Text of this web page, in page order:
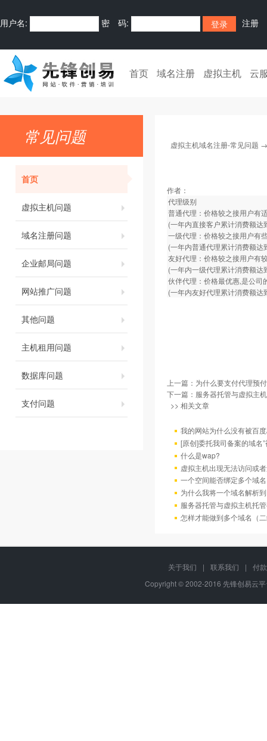
用户名: 密 码: 注册
首页 域名注册 虚拟主机 云
常见问题
首页
虚拟主机问题
域名注册问题
企业邮局问题
网站推广问题
其他问题
主机租用问题
数据库问题
支付问题
虚拟主机域名注册-常见问题
作者：
代理级别
普通代理：价格较之接用户有
(一年内直接客户累计消费额
一级代理：价格较之接用户有
(一年内普通代理累计消费额
友好代理：价格较之接用户有
(一年内一级代理累计消费额
伙伴代理：价格最优惠,是公司
(一年内友好代理累计消费额
上一篇： 为什么要支付代理预
下一篇： 服务器托管与虚拟主
>> 相关文章
我的网站为什么没有被百
[原创]委托我司备案的域名
什么是wap?
虚拟主机出现无法访问或
一个空间能否绑定多个域
为什么我将一个域名解析
服务器托管与虚拟主机托
怎样才能做到多个域名（
关于我们 | 联系我们 |
付
Copyright © 2002-2016 先锋创易云